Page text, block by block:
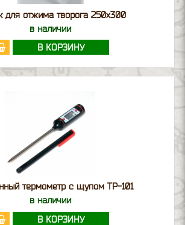
для отжима творога 250х300
в наличии
В КОРЗИНУ
термометр c щупом ТР-101
в наличии
В КОРЗИНУ